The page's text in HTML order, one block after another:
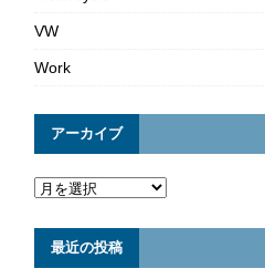
VW
Work
アーカイブ
最近の投稿